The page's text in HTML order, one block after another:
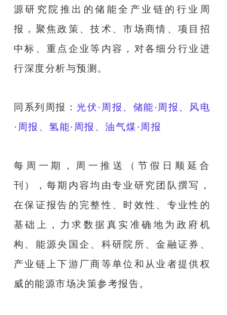
源研究院推出的储能全产业链的行业周
报，聚焦政策、技术、市场商情、项目招
中标、重点企业等内容，对各细分行业进
行深度分析与预测。
同系列周报：光伏·周报、储能·周报、风电
·周报、氢能·周报、油气煤·周报
每周一期，周一推送（节假日顺延合
刊），每期内容均由专业研究团队撰写，
在保证报告的完整性、时效性、专业性的
基础上，力求数据真实准确地为政府机
构、能源央国企、科研院所、金融证券、
产业链上下游厂商等单位和从业者提供权
威的能源市场决策参考报告。